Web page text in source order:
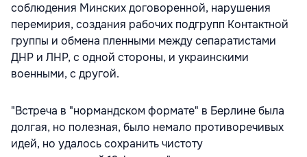
соблюдения Минских договоренной, нарушения
перемирия, создания рабочих подгрупп Контактной
группы и обмена пленными между сепаратистами
ДНР и ЛНР, с одной стороны, и украинскими
военными, с другой.
"Встреча в "нормандском формате" в Берлине была
долгая, но полезная, было немало противоречивых
идей, но удалось сохранить чистоту